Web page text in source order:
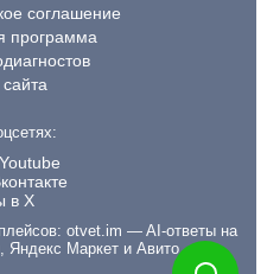
соглашение
программа
otvet.im — AI-ответы на
Яндекс Маркет и Авито